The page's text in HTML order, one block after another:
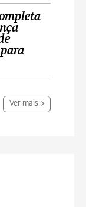
Ver mais